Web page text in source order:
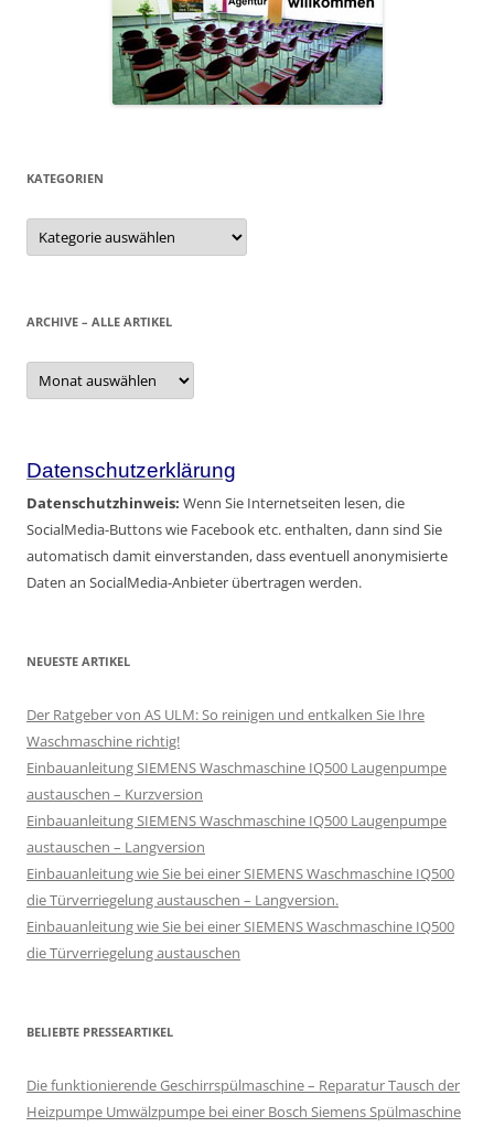
KATEGORIEN
Kategorien
ARCHIVE – ALLE ARTIKEL
Archive
alle
Datenschutzerklärung
Datenschutzhinweis: Wenn Sie Internetseiten lesen, die
SocialMedia-Buttons wie Facebook etc. enthalten, dann sind Sie
automatisch damit einverstanden, dass eventuell anonymisierte
Daten an SocialMedia-Anbieter übertragen werden.
NEUESTE ARTIKEL
Der Ratgeber von AS ULM: So reinigen und entkalken Sie Ihre
Waschmaschine richtig!
Einbauanleitung SIEMENS Waschmaschine IQ500 Laugenpumpe
austauschen – Kurzversion
Einbauanleitung SIEMENS Waschmaschine IQ500 Laugenpumpe
austauschen – Langversion
Einbauanleitung wie Sie bei einer SIEMENS Waschmaschine IQ500
die Türverriegelung austauschen – Langversion.
Einbauanleitung wie Sie bei einer SIEMENS Waschmaschine IQ500
die Türverriegelung austauschen
BELIEBTE PRESSEARTIKEL
Die funktionierende Geschirrspülmaschine – Reparatur Tausch der
Heizpumpe Umwälzpumpe bei einer Bosch Siemens Spülmaschine